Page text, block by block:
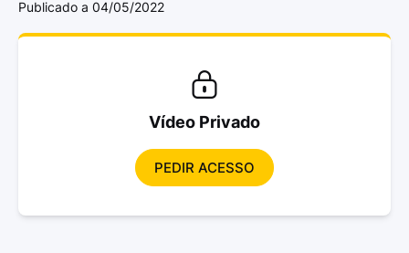
Publicado a 04/05/2022
Vídeo Privado
PEDIR ACESSO